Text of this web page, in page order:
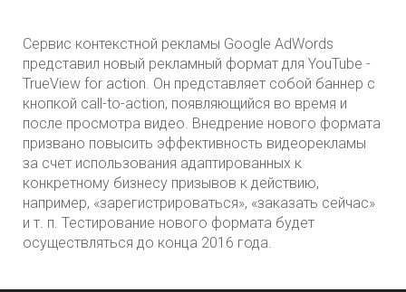
Сервис контекстной рекламы Google AdWords
представил новый рекламный формат для YouTube -
TrueView for action. Он представляет собой баннер с
кнопкой call-to-action, появляющийся во время и
после просмотра видео. Внедрение нового формата
призвано повысить эффективность видеорекламы
за счет использования адаптированных к
конкретному бизнесу призывов к действию,
например, «зарегистрироваться», «заказать сейчас»
и т. п. Тестирование нового формата будет
осуществляться до конца 2016 года.